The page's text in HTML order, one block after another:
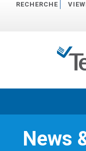
RECHERCHE
News